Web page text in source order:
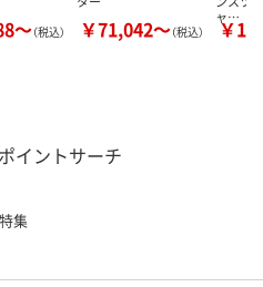
～（税込） ￥71,042～（税込）
ャ…
￥
イントサーチ
集